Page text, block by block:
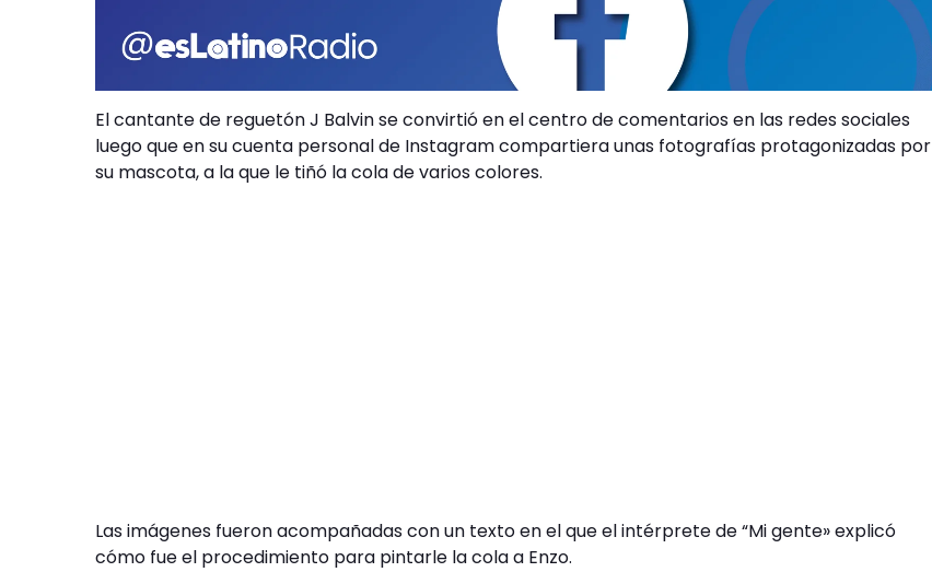
El cantante de reguetón J Balvin se convirtió en el centro de comentarios en las redes sociales
luego que en su cuenta personal de Instagram compartiera unas fotografías protagonizadas por
su mascota, a la que le tiñó la cola de varios colores.
Las imágenes fueron acompañadas con un texto en el que el intérprete de “Mi gente» explicó
cómo fue el procedimiento para pintarle la cola a Enzo.